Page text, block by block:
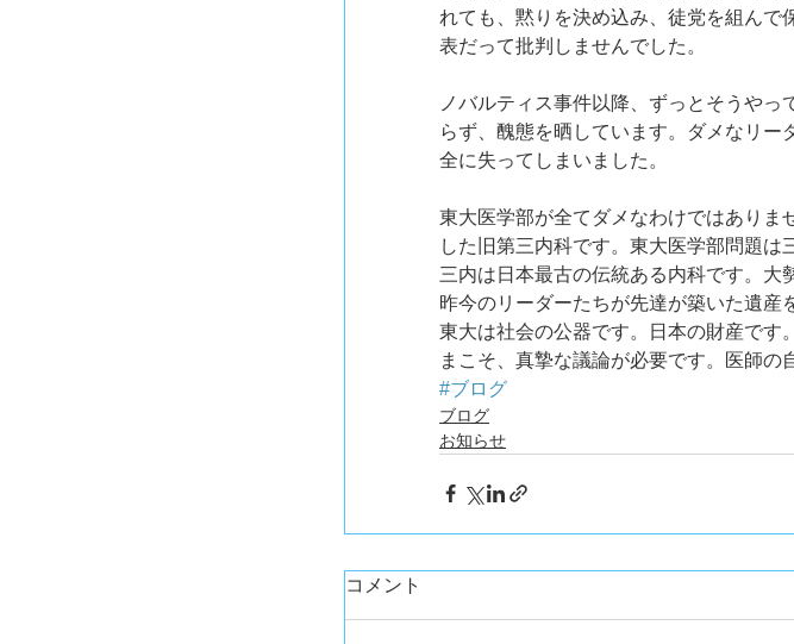
れても、黙りを決め込み、徒党を組んで
表だって批判しませんでした。
ノバルティス事件以降、ずっとそうやっ
らず、醜態を晒しています。ダメなリ
全に失ってしまいました。
東大医学部が全てダメなわけではありま
した旧第三内科です。東大医学部問題は
三内は日本最古の伝統ある内科です。大
昨今のリーダーたちが先達が築いた遺産
東大は社会の公器です。日本の財産です
まこそ、真摯な議論が必要です。医師の
#ブログ
ブログ
お知らせ
コメント